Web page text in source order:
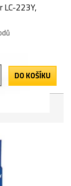
LC-223Y,
DO KOŠÍKU